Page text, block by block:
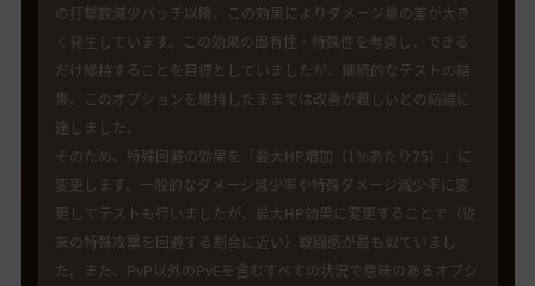
の打撃数減少パッチ以降、この効果によりダメージ量の差が大き
く発生しています。この効果の固有性・特殊性を考慮し、できる
だけ維持することを目標としていましたが、継続的なテストの結
果、このオプションを維持したままでは改善が難しいとの結論に
達しました。
そのため、特殊回避の効果を「最大HP増加（1%あたり75）」に
変更します。一般的なダメージ減少率や特殊ダメージ減少率に変
更してテストも行いましたが、最大HP効果に変更することで（従
来の特殊攻撃を回避する割合に近い）戦闘感が最も似ていまし
た。また、PvP以外のPvEを含むすべての状況で意味のあるオプシ